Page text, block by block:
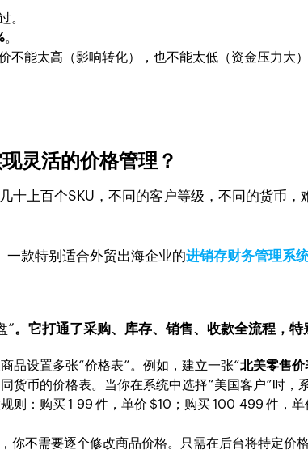
。
。
不能太高（影响转化），也不能太低（资金压力
灵活的价格管理？
十上百个SKU，不同的客户等级，不同的货币
款特别适合外贸出海企业的进销存财务管理系
”。它打通了采购、库存、销售、收款全流程，特
商品设置多张“价格表”。例如，建立一张“北美零售价
货币的价格表。当你在系统中选择“美国客户”时
则：购买 1-99 件，单价 $10；购买 100-499 件
你不需要逐个修改商品价格。只需在后台将特定